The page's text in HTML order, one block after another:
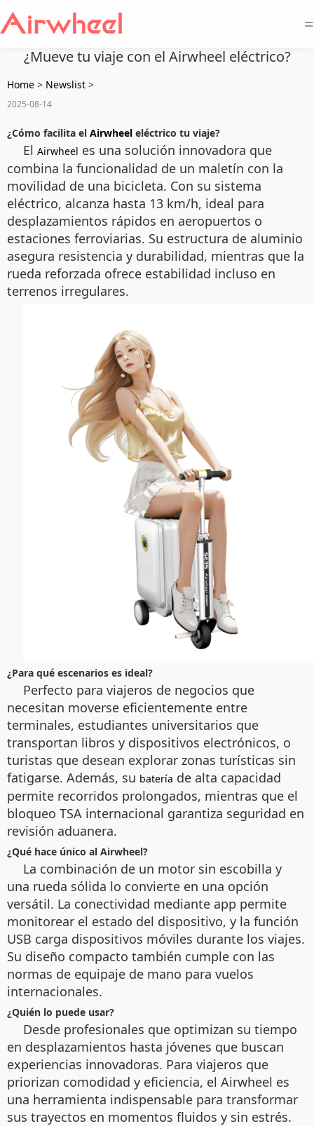
=
¿Mueve tu viaje con el Airwheel eléctrico?
Home > Newslist >
2025-08-14
¿Cómo facilita el Airwheel eléctrico tu viaje?
El Airwheel es una solución innovadora que
combina la funcionalidad de un maletín con la
movilidad de una bicicleta. Con su sistema
eléctrico, alcanza hasta 13 km/h, ideal para
desplazamientos rápidos en aeropuertos o
estaciones ferroviarias. Su estructura de aluminio
asegura resistencia y durabilidad, mientras que la
rueda reforzada ofrece estabilidad incluso en
terrenos irregulares.
¿Para qué escenarios es ideal?
Perfecto para viajeros de negocios que
necesitan moverse eficientemente entre
terminales, estudiantes universitarios que
transportan libros y dispositivos electrónicos, o
turistas que desean explorar zonas turísticas sin
fatigarse. Además, su batería de alta capacidad
permite recorridos prolongados, mientras que el
bloqueo TSA internacional garantiza seguridad en
revisión aduanera.
¿Qué hace único al Airwheel?
La combinación de un motor sin escobilla y
una rueda sólida lo convierte en una opción
versátil. La conectividad mediante app permite
monitorear el estado del dispositivo, y la función
USB carga dispositivos móviles durante los viajes.
Su diseño compacto también cumple con las
normas de equipaje de mano para vuelos
internacionales.
¿Quién lo puede usar?
Desde profesionales que optimizan su tiempo
en desplazamientos hasta jóvenes que buscan
experiencias innovadoras. Para viajeros que
priorizan comodidad y eficiencia, el Airwheel es
una herramienta indispensable para transformar
sus trayectos en momentos fluidos y sin estrés.